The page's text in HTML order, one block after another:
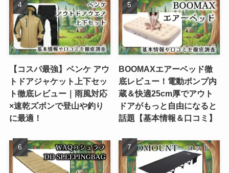
【コスパ最強】ベンケ アウ
トドアジャケット上下セッ
ト徹底レビュー｜雨風対応
×速乾ズボンで登山や釣り
に最適！
BOOMAXエアーベッド徹
底レビュー！電動ポンプ内
蔵＆快適25cm厚でアウト
ドアがもっと自由になると
話題【基本情報＆口コミ】